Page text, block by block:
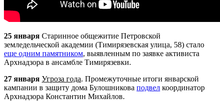
25 января Старинное общежитие Петровской
земледельческой академии (Тимирязевская улица, 58) стало
еще одним памятником, выявленным по заявке активиста
Архнадзора в ансамбле Тимирязевки.
27 января Угроза года. Промежуточные итоги январской
кампании в защиту дома Булошникова подвел координатор
Архнадзора Константин Михайлов.